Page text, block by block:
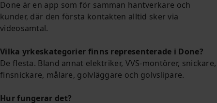
Done är en app som för samman hantverkare och
kunder, där den första kontakten alltid sker via
videosamtal.
Vilka yrkeskategorier finns representerade i Done?
De flesta. Bland annat elektriker, VVS-montörer, snickare,
finsnickare, målare, golvläggare och golvslipare.
Hur fungerar det?